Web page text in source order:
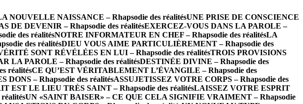
NOUVELLE NAISSANCE – Rhapsodie des réalitésUNE PRISE DE CONSCIENCE
DE DEVENIR – Rhapsodie des réalitésEXERCEZ-VOUS DANS LA PAROLE –
des réalitésNOTRE INFORMATEUR EN CHEF – Rhapsodie des réalitésLA
des réalitésDIEU VOUS AIME PARTICULIÈREMENT – Rhapsodie des
SONT RÉVÉLÉES EN LUI – Rhapsodie des réalitésTROIS PROVISIONS
LA PAROLE – Rhapsodie des réalitésDESTINÉE DIVINE – Rhapsodie des
réalitésCE QU’EST VÉRITABLEMENT L’ÉVANGILE – Rhapsodie des
– Rhapsodie des réalitésASSUJETISSEZ VOTRE CORPS – Rhapsodie des
EST LE LIEU TRÈS SAINT – Rhapsodie des réalitésLAISSEZ VOTRE ESPRIT
UN «SAINT BAISER» – CE QUE CELA SIGNIFIE VRAIMENT – Rhapsodie